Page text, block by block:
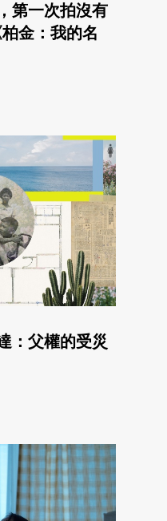
第一次拍沒有
金：我的名
：父權的受災